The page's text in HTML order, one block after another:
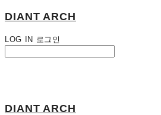
DIANT ARCH
LOG IN 로그인
DIANT ARCH